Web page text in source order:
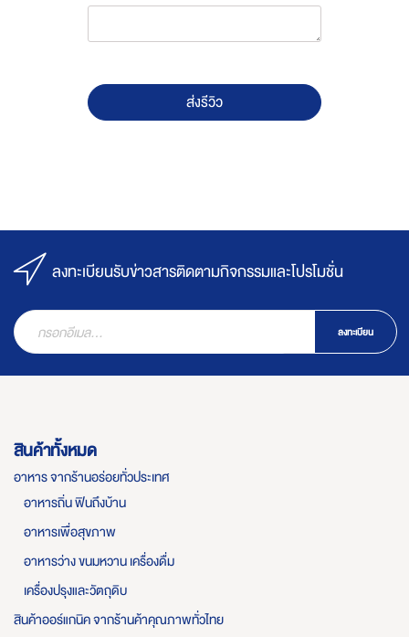
ส่งรีวิว
ลงทะเบียนรับข่าวสารติดตามกิจกรรมและโปรโมชั่น
ลงทะเบียน
สินค้าทั้งหมด
อาหาร จากร้านอร่อยทั่วประเทศ
อาหารถิ่น ฟินถึงบ้าน
อาหารเพื่อสุขภาพ
อาหารว่าง ขนมหวาน เครื่องดื่ม
เครื่องปรุงและวัตถุดิบ
สินค้าออร์แกนิค จากร้านค้าคุณภาพทั่วไทย